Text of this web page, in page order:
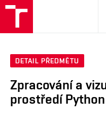
DETAIL PŘEDMĚTU
Zpracování a
prostředí Python